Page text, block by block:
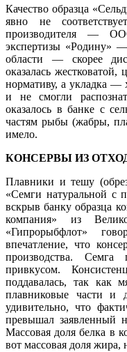
Качество образца
явно не
производителя —
экспертизы «Родину»
области — скорее
оказалась
нормативу, а укладка —
и не смогли
оказалось в банке с
частям рыбы (жабры,
имело.
КОНСЕРВЫ ИЗ
Плавники и тешу
«Семги натуральной с
вскрыв банку образца
компания» из
«Гипрорыбфлот»
впечатление, что
производства.
привкусом.
поддавалась, так
плавниковые части и
удивительно, что
превышал заявленный
Массовая доля белка в
вот массовая доля жира,